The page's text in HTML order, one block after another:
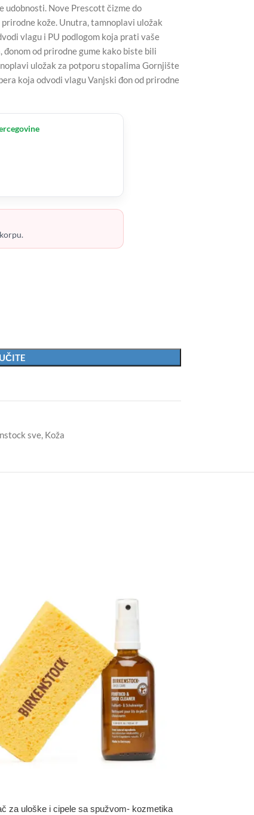
udobnosti. Nove Prescott čizme do
kože. Unutra, tamnoplavi uložak
vlagu i PU podlogom koja prati vaše
od prirodne gume kako biste bili
uložak za potporu stopalima Gornjište
koja odvodi vlagu Vanjski đon od prirodne
sve, Koža
za uloške i cipele sa spužvom- kozmetika